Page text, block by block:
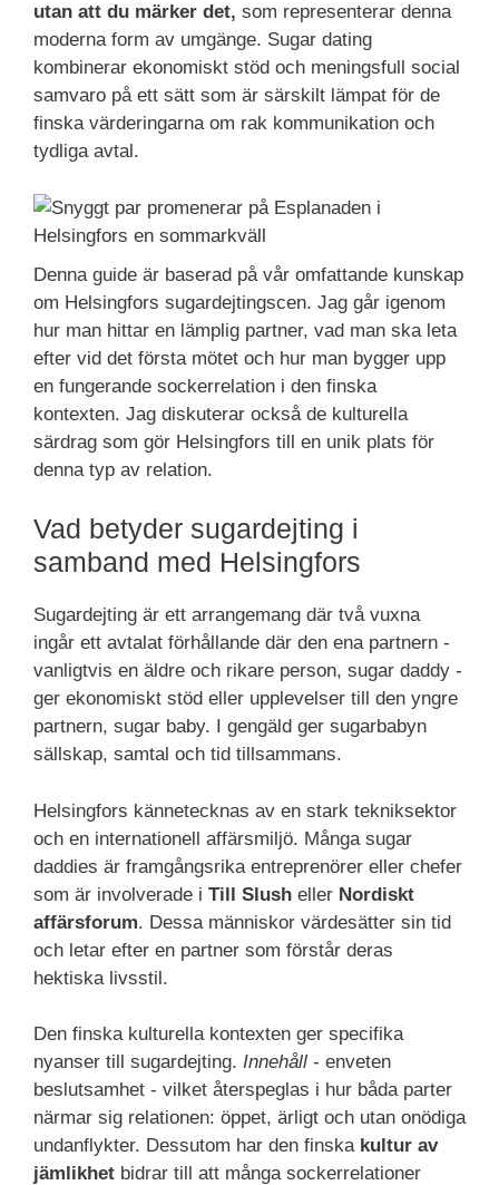
utan att du märker det, som representerar denna
moderna form av umgänge. Sugar dating
kombinerar ekonomiskt stöd och meningsfull social
samvaro på ett sätt som är särskilt lämpat för de
finska värderingarna om rak kommunikation och
tydliga avtal.
Denna guide är baserad på vår omfattande kunskap
om Helsingfors sugardejtingscen. Jag går igenom
hur man hittar en lämplig partner, vad man ska leta
efter vid det första mötet och hur man bygger upp
en fungerande sockerrelation i den finska
kontexten. Jag diskuterar också de kulturella
särdrag som gör Helsingfors till en unik plats för
denna typ av relation.
Vad betyder sugardejting i
samband med Helsingfors
Sugardejting är ett arrangemang där två vuxna
ingår ett avtalat förhållande där den ena partnern -
vanligtvis en äldre och rikare person, sugar daddy -
ger ekonomiskt stöd eller upplevelser till den yngre
partnern, sugar baby. I gengäld ger sugarbabyn
sällskap, samtal och tid tillsammans.
Helsingfors kännetecknas av en stark tekniksektor
och en internationell affärsmiljö. Många sugar
daddies är framgångsrika entreprenörer eller chefer
som är involverade i Till Slush eller Nordiskt
affärsforum. Dessa människor värdesätter sin tid
och letar efter en partner som förstår deras
hektiska livsstil.
Den finska kulturella kontexten ger specifika
nyanser till sugardejting. Innehåll - enveten
beslutsamhet - vilket återspeglas i hur båda parter
närmar sig relationen: öppet, ärligt och utan onödiga
undanflykter. Dessutom har den finska kultur av
jämlikhet bidrar till att många sockerrelationer